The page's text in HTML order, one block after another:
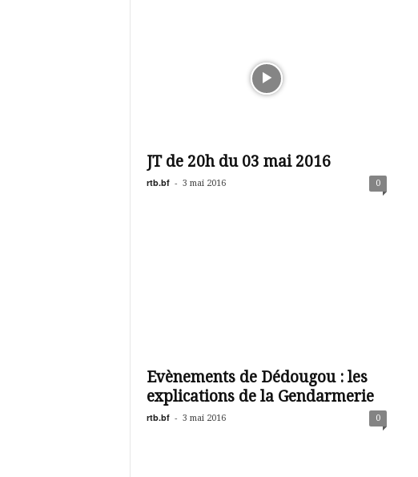
JT de 20h du 03 mai 2016
rtb.bf - 3 mai 2016 0
Evènements de Dédougou : les
explications de la Gendarmerie
rtb.bf - 3 mai 2016 0